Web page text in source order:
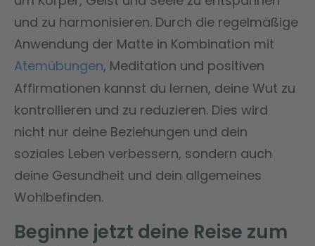
und zu harmonisieren. Durch die regelmäßige
Anwendung der Matte in Kombination mit
Atemübungen, Meditation und positiven
Affirmationen kannst du lernen, deine Wut zu
kontrollieren und zu reduzieren. Dies wird
nicht nur deine Beziehungen und dein
soziales Leben verbessern, sondern auch
deine Gesundheit und dein allgemeines
Wohlbefinden.
Beginne jetzt deine Reise zum